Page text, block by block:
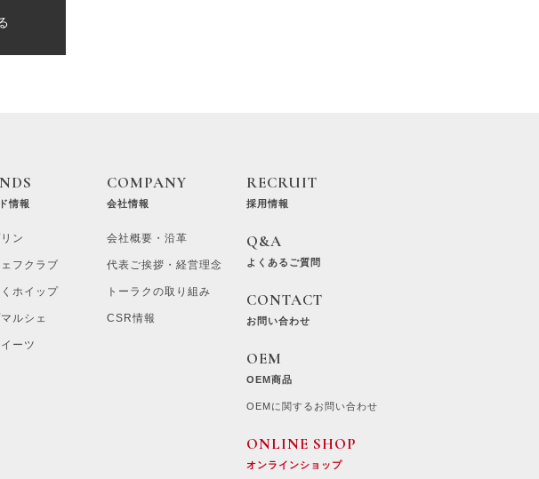
情報
ン
フクラブ
ホイップ
ルシェ
ーツ
COMPANY
会社情報
会社概要・沿革
代表ご挨拶・経営理念
トーラクの取り組み
CSR情報
RECRUIT
採用情報
Q&A
よくあるご質問
CONTACT
お問い合わせ
OEM
OEM商品
OEMに関するお問い合わせ
ONLINE SHOP
オンラインショップ